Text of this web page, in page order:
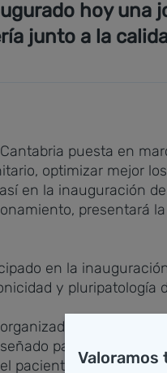
hoy
junto a la
puesta en
optimizar mejor
en la inauguración
presentará
en la
y pluripatología
para
para curar y no
paciente crónico; un
Valoramos